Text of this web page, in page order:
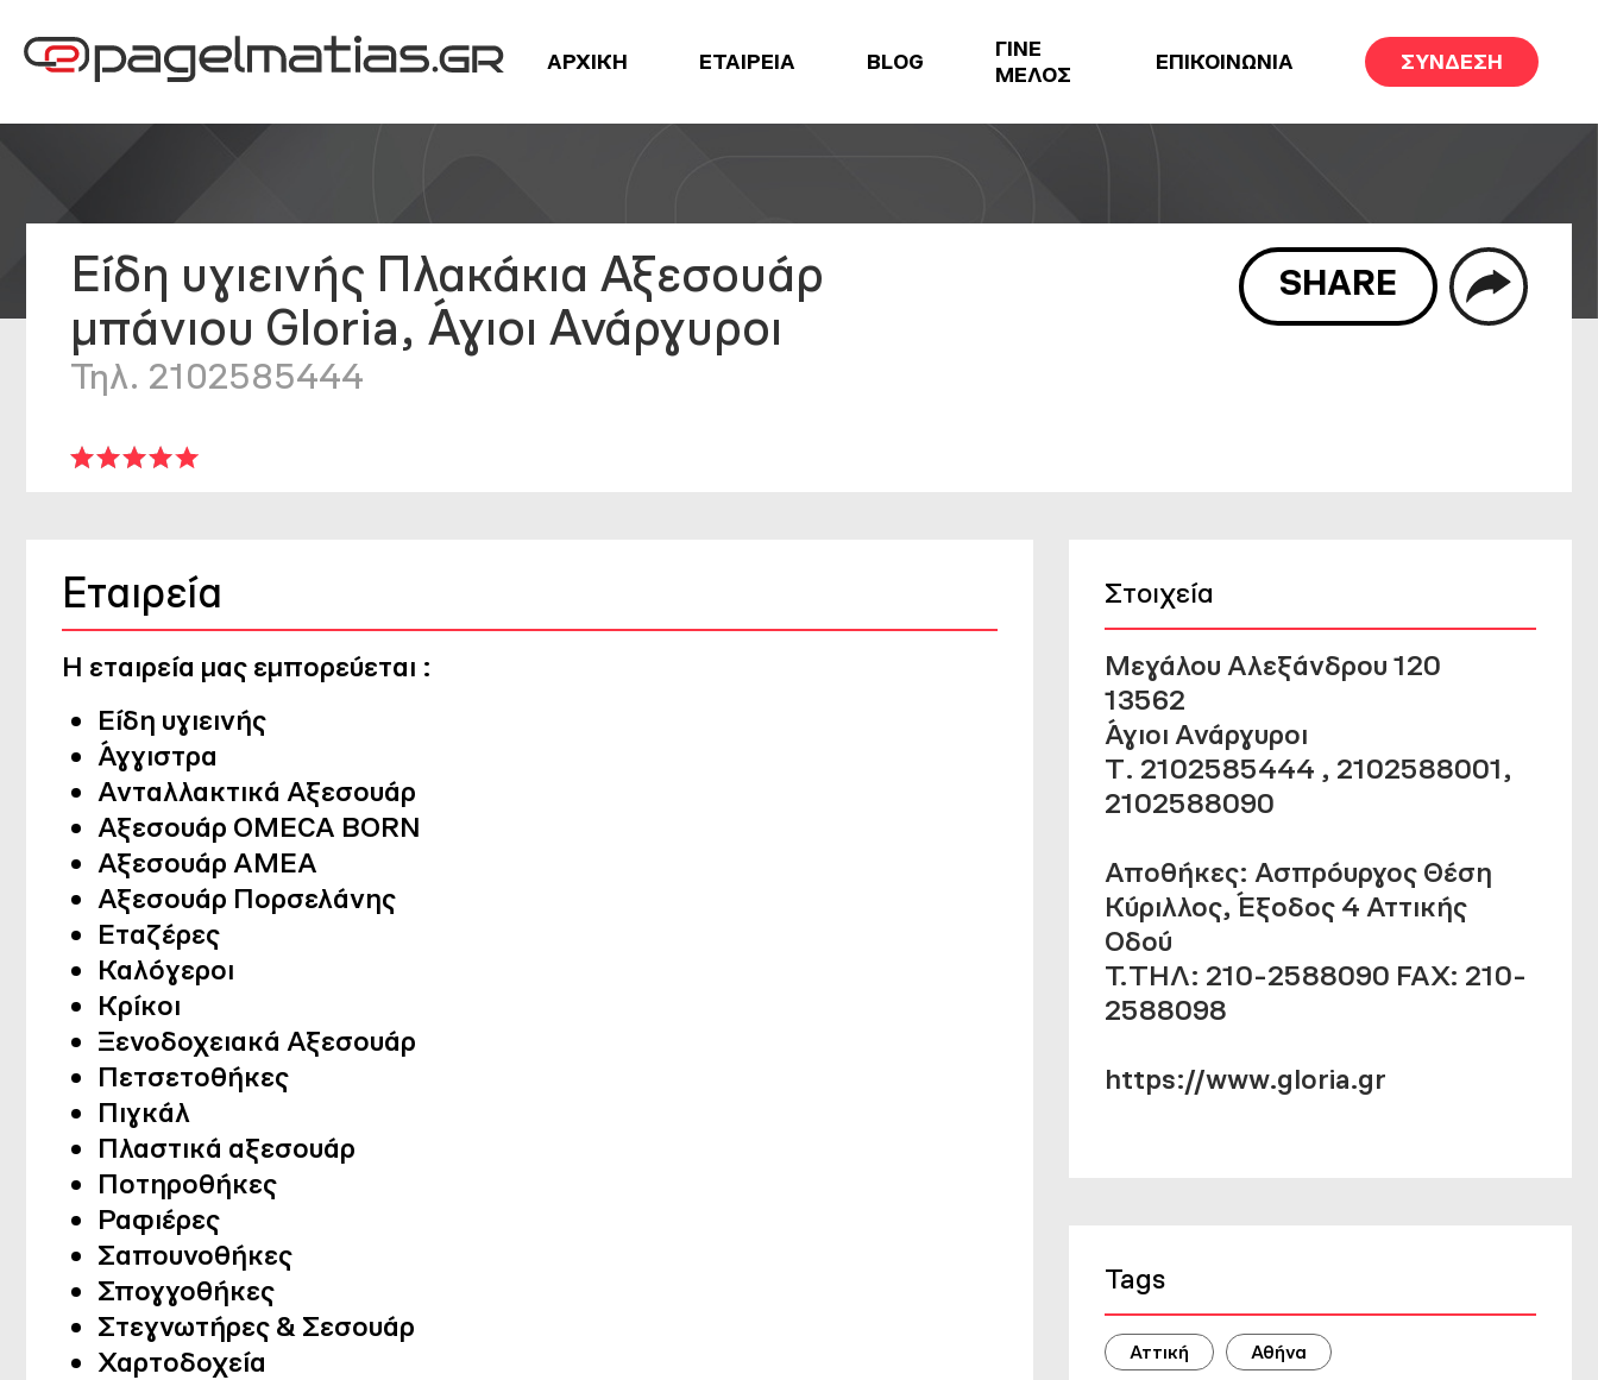
ΑΡΧΙΚΗ ΕΤΑΙΡΕΙΑ BLOG
ΓΙΝΕ
ΜΕΛΟΣ
ΕΠΙΚΟΙΝΩΝΙΑ ΣΥΝΔΕΣΗ
Είδη υγιεινής Πλακάκια Αξεσουάρ
μπάνιου Gloria, Άγιοι Ανάργυροι
Τηλ. 2102585444
SHARE
Εταιρεία
Η εταιρεία μας εμπορεύεται :
Είδη υγιεινής
Άγγιστρα
Ανταλλακτικά Αξεσουάρ
Αξεσουάρ OMECA BORN
Αξεσουάρ ΑΜΕΑ
Αξεσουάρ Πορσελάνης
Εταζέρες
Καλόγεροι
Κρίκοι
Ξενοδοχειακά Αξεσουάρ
Πετσετοθήκες
Πιγκάλ
Πλαστικά αξεσουάρ
Ποτηροθήκες
Ραφιέρες
Σαπουνοθήκες
Σπογγοθήκες
Στεγνωτήρες & Σεσουάρ
Χαρτοδοχεία
Στοιχεία
Μεγάλου Αλεξάνδρου 120
13562
Άγιοι Ανάργυροι
Τ. 2102585444 , 2102588001,
2102588090
Αποθήκες: Ασπρόυργος Θέση
Κύριλλος, Έξοδος 4 Αττικής
Οδού
T.ΤΗΛ: 210-2588090 FAX: 210-
2588098
https://www.gloria.gr
Tags
Αττική Αθήνα